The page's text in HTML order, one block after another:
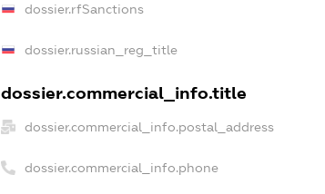
dossier.rfSanctions
dossier.russian_reg_title
dossier.commercial_info.title
dossier.commercial_info.postal_address
dossier.commercial_info.phone